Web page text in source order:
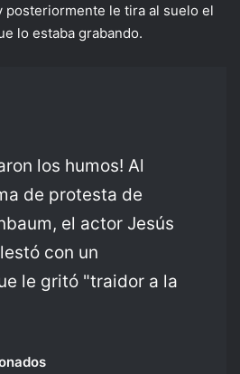
posteriormente le tira al suelo el
lo estaba grabando.
los humos! Al
de protesta de
el actor Jesús
con un
le gritó "traidor a la